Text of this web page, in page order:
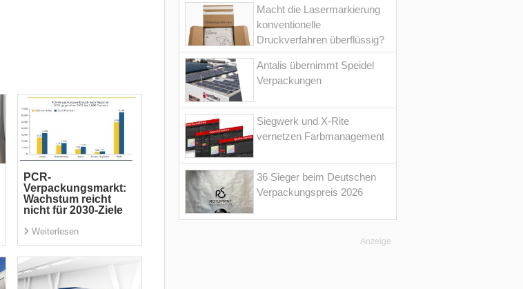
PCR-
Verpackungsmarkt:
Wachstum reicht
nicht für 2030-Ziele
Weiterlesen
Macht die Lasermarkierung
konventionelle
Druckverfahren überflüssig?
Antalis übernimmt Speidel
Verpackungen
Siegwerk und X-Rite
vernetzen Farbmanagement
36 Sieger beim Deutschen
Verpackungspreis 2026
Anzeige